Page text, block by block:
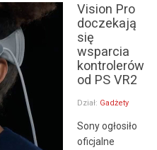
Vision Pro
doczekają
się
wsparcia
kontrolerów
od PS VR2
Dział: Gadżety
Sony ogłosiło
oficjalne